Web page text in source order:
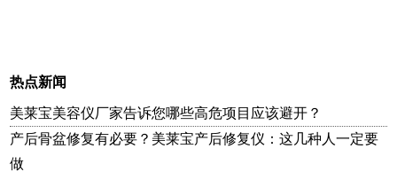
热点新闻
美莱宝美容仪厂家告诉您哪些高危项目应该避开？
产后骨盆修复有必要？美莱宝产后修复仪：这几种人一定要
做